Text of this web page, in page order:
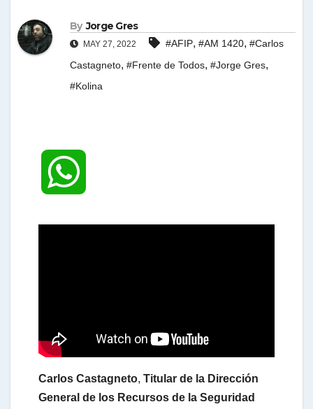
By Jorge Gres
MAY 27, 2022 #AFIP, #AM 1420, #Carlos
Castagneto, #Frente de Todos, #Jorge Gres,
#Kolina
A
Carlos Castagneto, Titular de la Dirección
General de los Recursos de la Seguridad